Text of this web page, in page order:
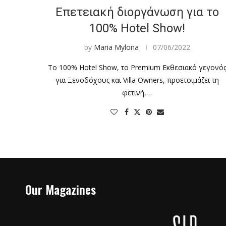
Επετειακή διοργάνωση για το
100% Hotel Show!
by Maria Mylona 07/06/2022
Το 100% Hotel Show, το Premium Εκθεσιακό γεγονός
για Ξενοδόχους και Villa Owners, προετοιμάζει τη
φετινή,…
Our Magazines